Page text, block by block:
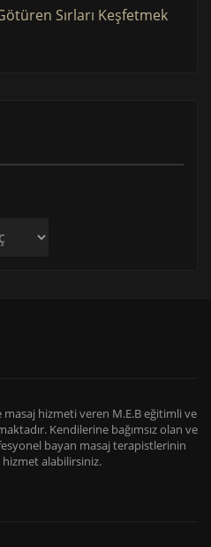
Sırları Keşfetmek
hizmeti veren M.E.B eğitimli ve
Kendilerine bağımsız olan ve
bayan masaj terapistlerinin
alabilirsiniz.